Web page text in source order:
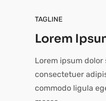
TAGLINE
Lorem
Lorem ipsum dolor
consectetuer
commodo ligula